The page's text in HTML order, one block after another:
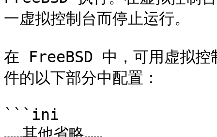
一虚拟控制台而停止运行。
在 FreeBSD 中，可用虚
件的以下部分中配置：
```ini